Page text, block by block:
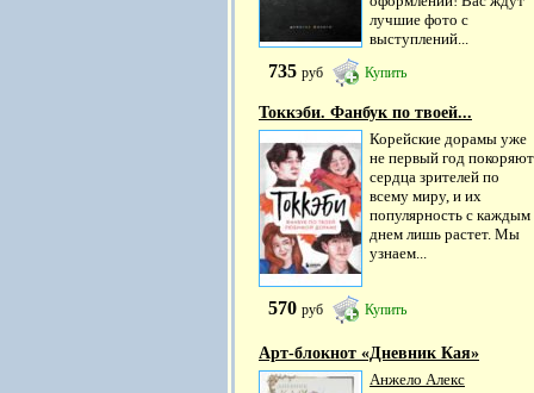
лучшие фото с
выступлений...
735 руб Купить
Токкэби. Фанбук по твоей...
Корейские дорамы уже
не первый год покоряют
сердца зрителей по
всему миру, и их
популярность с каждым
днем лишь растет. Мы
узнаем...
570 руб Купить
Арт-блокнот «Дневник Кая»
Анжело Алекс